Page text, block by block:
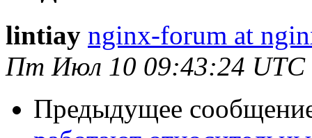
lintiay nginx-forum at
Пт Июл 10 09:43:24 UTC
Предыдущее